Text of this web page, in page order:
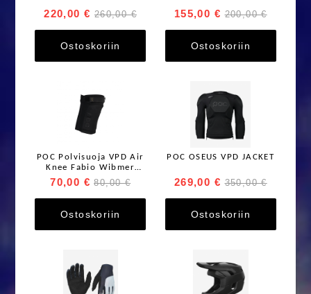
220,00 € 260,00 €
Ostoskoriin
155,00 € 200,00 €
Ostoskoriin
POC Polvisuoja VPD Air
Knee Fabio Wibmer
Edition Black/Gold
70,00 € 80,00 €
Ostoskoriin
POC OSEUS VPD JACKET
269,00 € 350,00 €
Ostoskoriin